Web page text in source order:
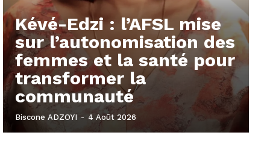
Kévé-Edzi : l’AFSL mise
sur l’autonomisation des
femmes et la santé pour
transformer la
communauté
Biscone ADZOYI - 4 Août 2026